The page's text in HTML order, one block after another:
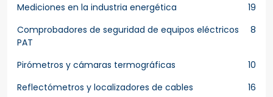
Mediciones en la industria energética
19
Comprobadores de seguridad de equipos eléctricos
PAT
8
Pirómetros y cámaras termográficas
10
Reflectómetros y localizadores de cables
16